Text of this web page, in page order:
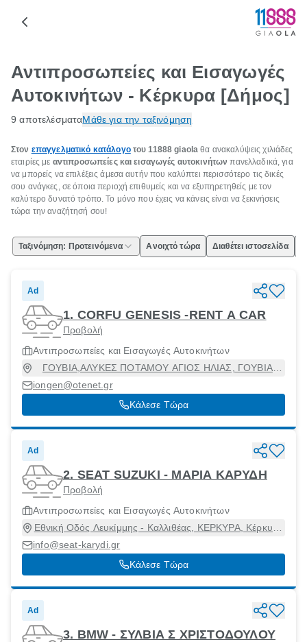
Αντιπροσωπείες και Εισαγωγές
Αυτοκινήτων - Κέρκυρα [Δήμος]
9 αποτελέσματαΜάθε για την ταξινόμηση
Στον επαγγελματικό κατάλογοτου 11888giaola θα ανακαλύψεις χιλιάδες
εταιρίες με αντιπροσωπείες και εισαγωγές αυτοκινήτωνπανελλαδικά, για
να μπορείς να επιλέξεις άμεσα αυτήν που καλύπτει περισσότερο τις δικές
σου ανάγκες, σε όποια περιοχή επιθυμείς και να εξυπηρετηθείς με τον
καλύτερο δυνατό τρόπο. Το μόνο που έχεις να κάνεις είναι να ξεκινήσεις
τώρα την αναζήτησή σου!
Ταξινόμηση: Προτεινόμενα Ανοιχτό τώρα Διαθέτει ιστοσελίδα
Ad
1. CORFU GENESIS -RENT A CAR
Προβολή
Αντιπροσωπείες και Εισαγωγές Αυτοκινήτων
ΓΟΥΒΙΑ,ΑΛΥΚΕΣ ΠΟΤΑΜΟΥ ΑΓΙΟΣ ΗΛΙΑΣ, ΓΟΥΒΙΑ,
Κέρκυρα [Δήμος], Κέρκυρα, 49100
iongen@otenet.gr
Κάλεσε Τώρα
Ad
2. SEAT SUZUKI - ΜΑΡΙΑ ΚΑΡΥΔΗ
Προβολή
Αντιπροσωπείες και Εισαγωγές Αυτοκινήτων
Εθνική Οδός Λευκίμμης - Καλλιθέας, ΚΕΡΚΥΡΑ, Κέρκυρα
[Δήμος], Κέρκυρα, 49100
info@seat-karydi.gr
Κάλεσε Τώρα
Ad
3. BMW - ΣΥΛΒΙΑ Σ ΧΡΙΣΤΟΔΟΥΛΟΥ